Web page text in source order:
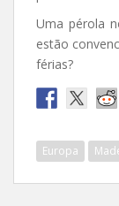
Uma pérola
estão
férias?
Europa